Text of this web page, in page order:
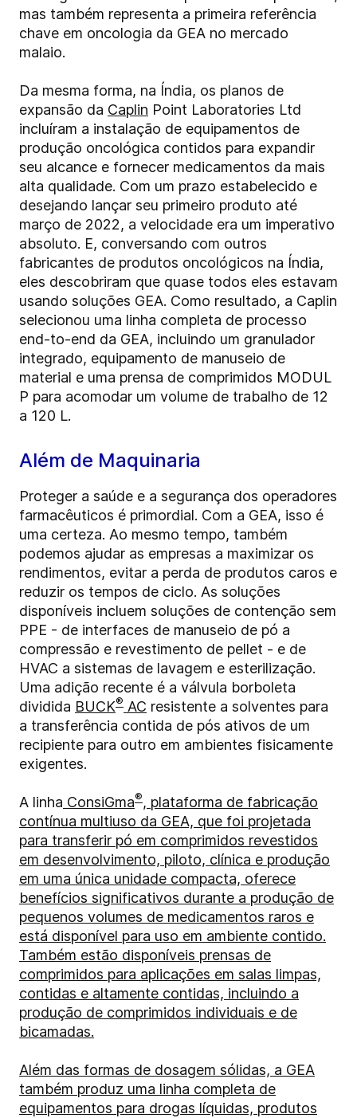
mas também representa a primeira referência
chave em oncologia da GEA no mercado
malaio.
Da mesma forma, na Índia, os planos de
expansão da Caplin Point Laboratories Ltd
incluíram a instalação de equipamentos de
produção oncológica contidos para expandir
seu alcance e fornecer medicamentos da mais
alta qualidade. Com um prazo estabelecido e
desejando lançar seu primeiro produto até
março de 2022, a velocidade era um imperativo
absoluto. E, conversando com outros
fabricantes de produtos oncológicos na Índia,
eles descobriram que quase todos eles estavam
usando soluções GEA. Como resultado, a Caplin
selecionou uma linha completa de processo
end-to-end da GEA, incluindo um granulador
integrado, equipamento de manuseio de
material e uma prensa de comprimidos MODUL
P para acomodar um volume de trabalho de 12
a 120 L.
Além de Maquinaria
Proteger a saúde e a segurança dos operadores
farmacêuticos é primordial. Com a GEA, isso é
uma certeza. Ao mesmo tempo, também
podemos ajudar as empresas a maximizar os
rendimentos, evitar a perda de produtos caros e
reduzir os tempos de ciclo. As soluções
disponíveis incluem soluções de contenção sem
PPE - de interfaces de manuseio de pó a
compressão e revestimento de pellet - e de
HVAC a sistemas de lavagem e esterilização.
Uma adição recente é a válvula borboleta
dividida BUCK® AC resistente a solventes para
a transferência contida de pós ativos de um
recipiente para outro em ambientes fisicamente
exigentes.
A linha ConsiGma®, plataforma de fabricação
contínua multiuso da GEA, que foi projetada
para transferir pó em comprimidos revestidos
em desenvolvimento, piloto, clínica e produção
em uma única unidade compacta, oferece
benefícios significativos durante a produção de
pequenos volumes de medicamentos raros e
está disponível para uso em ambiente contido.
Também estão disponíveis prensas de
comprimidos para aplicações em salas limpas,
contidas e altamente contidas, incluindo a
produção de comprimidos individuais e de
bicamadas.
Além das formas de dosagem sólidas, a GEA
também produz uma linha completa de
equipamentos para drogas líquidas, produtos